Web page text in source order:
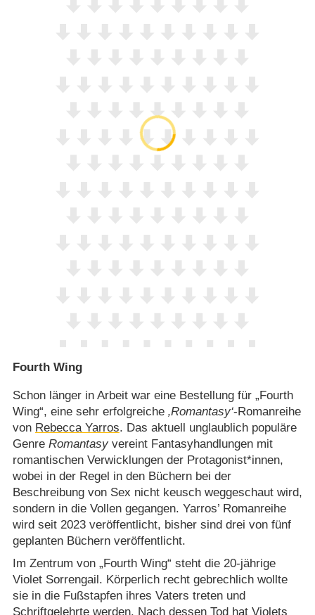
Fourth Wing
Schon länger in Arbeit war eine Bestellung für „Fourth
Wing“, eine sehr erfolgreiche ‚Romantasy‘-Romanreihe
von Rebecca Yarros. Das aktuell unglaublich populäre
Genre Romantasyvereint Fantasyhandlungen mit
romantischen Verwicklungen der Protagonist*innen,
wobei in der Regel in den Büchern bei der
Beschreibung von Sex nicht keusch weggeschaut wird,
sondern in die Vollen gegangen. Yarros’ Romanreihe
wird seit 2023 veröffentlicht, bisher sind drei von fünf
geplanten Büchern veröffentlicht.
Im Zentrum von „Fourth Wing“ steht die 20-jährige
Violet Sorrengail. Körperlich recht gebrechlich wollte
sie in die Fußstapfen ihres Vaters treten und
Schriftgelehrte werden. Nach dessen Tod hat Violets